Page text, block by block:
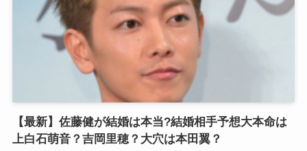
【最新】佐藤健が結婚は本当?結婚相手予想大本命は
上白石萌音？吉岡里穂？大穴は本田翼？